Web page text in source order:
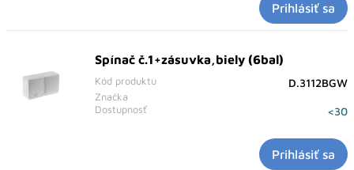
Prihlásiť sa
Spínač č.1+zásuvka,biely (6bal)
Značka
Kód produktu D.3112BGW
Dostupnosť <30
Prihlásiť sa